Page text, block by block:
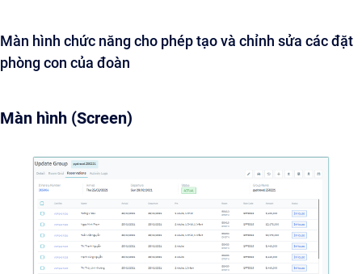
Màn hình chức năng cho phép tạo và chỉnh sửa các đặt
phòng con của đoàn
Màn hình (Screen)